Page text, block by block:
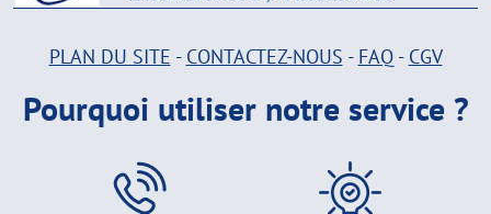
PLAN DU SITE - CONTACTEZ-NOUS - FAQ- CGV
Pourquoi utiliser notre service ?